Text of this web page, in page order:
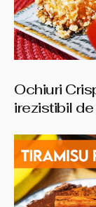
Ochiuri
irezistibil